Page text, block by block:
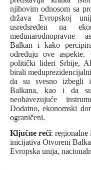
njihovim odnosom sa
država Evropskoj
usredsređen na
međunarodnopravne
Balkan i kako
određuju ove
politički lideri Srbije,
birali
da su svesno izbegli
Balkana, kao i da
neobavezujuće
Dodatno, ekonomski
ograničeni.
Ključne reči: regionalne
inicijativa Otvoreni
Evropska unija,